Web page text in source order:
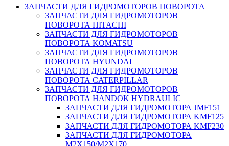
ЗАПЧАСТИ ДЛЯ ГИДРОМОТОРОВ ПОВОРОТА
ЗАПЧАСТИ ДЛЯ ГИДРОМОТОРОВ
ПОВОРОТА HITACHI
ЗАПЧАСТИ ДЛЯ ГИДРОМОТОРОВ
ПОВОРОТА KOMATSU
ЗАПЧАСТИ ДЛЯ ГИДРОМОТОРОВ
ПОВОРОТА HYUNDAI
ЗАПЧАСТИ ДЛЯ ГИДРОМОТОРОВ
ПОВОРОТА CATERPILLAR
ЗАПЧАСТИ ДЛЯ ГИДРОМОТОРОВ
ПОВОРОТА HANDOK HYDRAULIC
ЗАПЧАСТИ ДЛЯ ГИДРОМОТОРА JMF151
ЗАПЧАСТИ ДЛЯ ГИДРОМОТОРА KMF125
ЗАПЧАСТИ ДЛЯ ГИДРОМОТОРА KMF230
ЗАПЧАСТИ ДЛЯ ГИДРОМОТОРА
M2X150/M2X170